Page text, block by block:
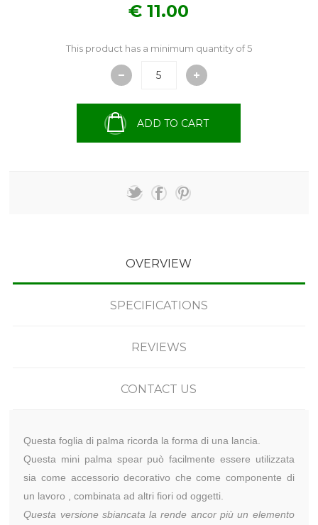
€ 11.00
This product has a minimum quantity of 5
ADD TO CART
OVERVIEW
SPECIFICATIONS
REVIEWS
CONTACT US
Questa foglia di palma ricorda la forma di una lancia.
Questa mini palma spear può facilmente essere utilizzata
sia come accessorio decorativo che come componente di
un lavoro , combinata ad altri fiori od oggetti.
Questa versione sbiancata la rende ancor più un elemento